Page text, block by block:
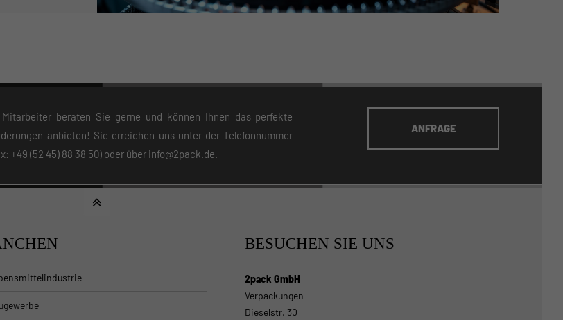
beraten Sie gerne und können Ihnen das perfekte
anbieten! Sie erreichen uns unter der Telefonnummer
+49 (52 45) 88 38 50) oder über info@2pack.de.
ANFRAGE
BESUCHEN SIE UNS
2pack GmbH
Verpackungen
Dieselstr. 30